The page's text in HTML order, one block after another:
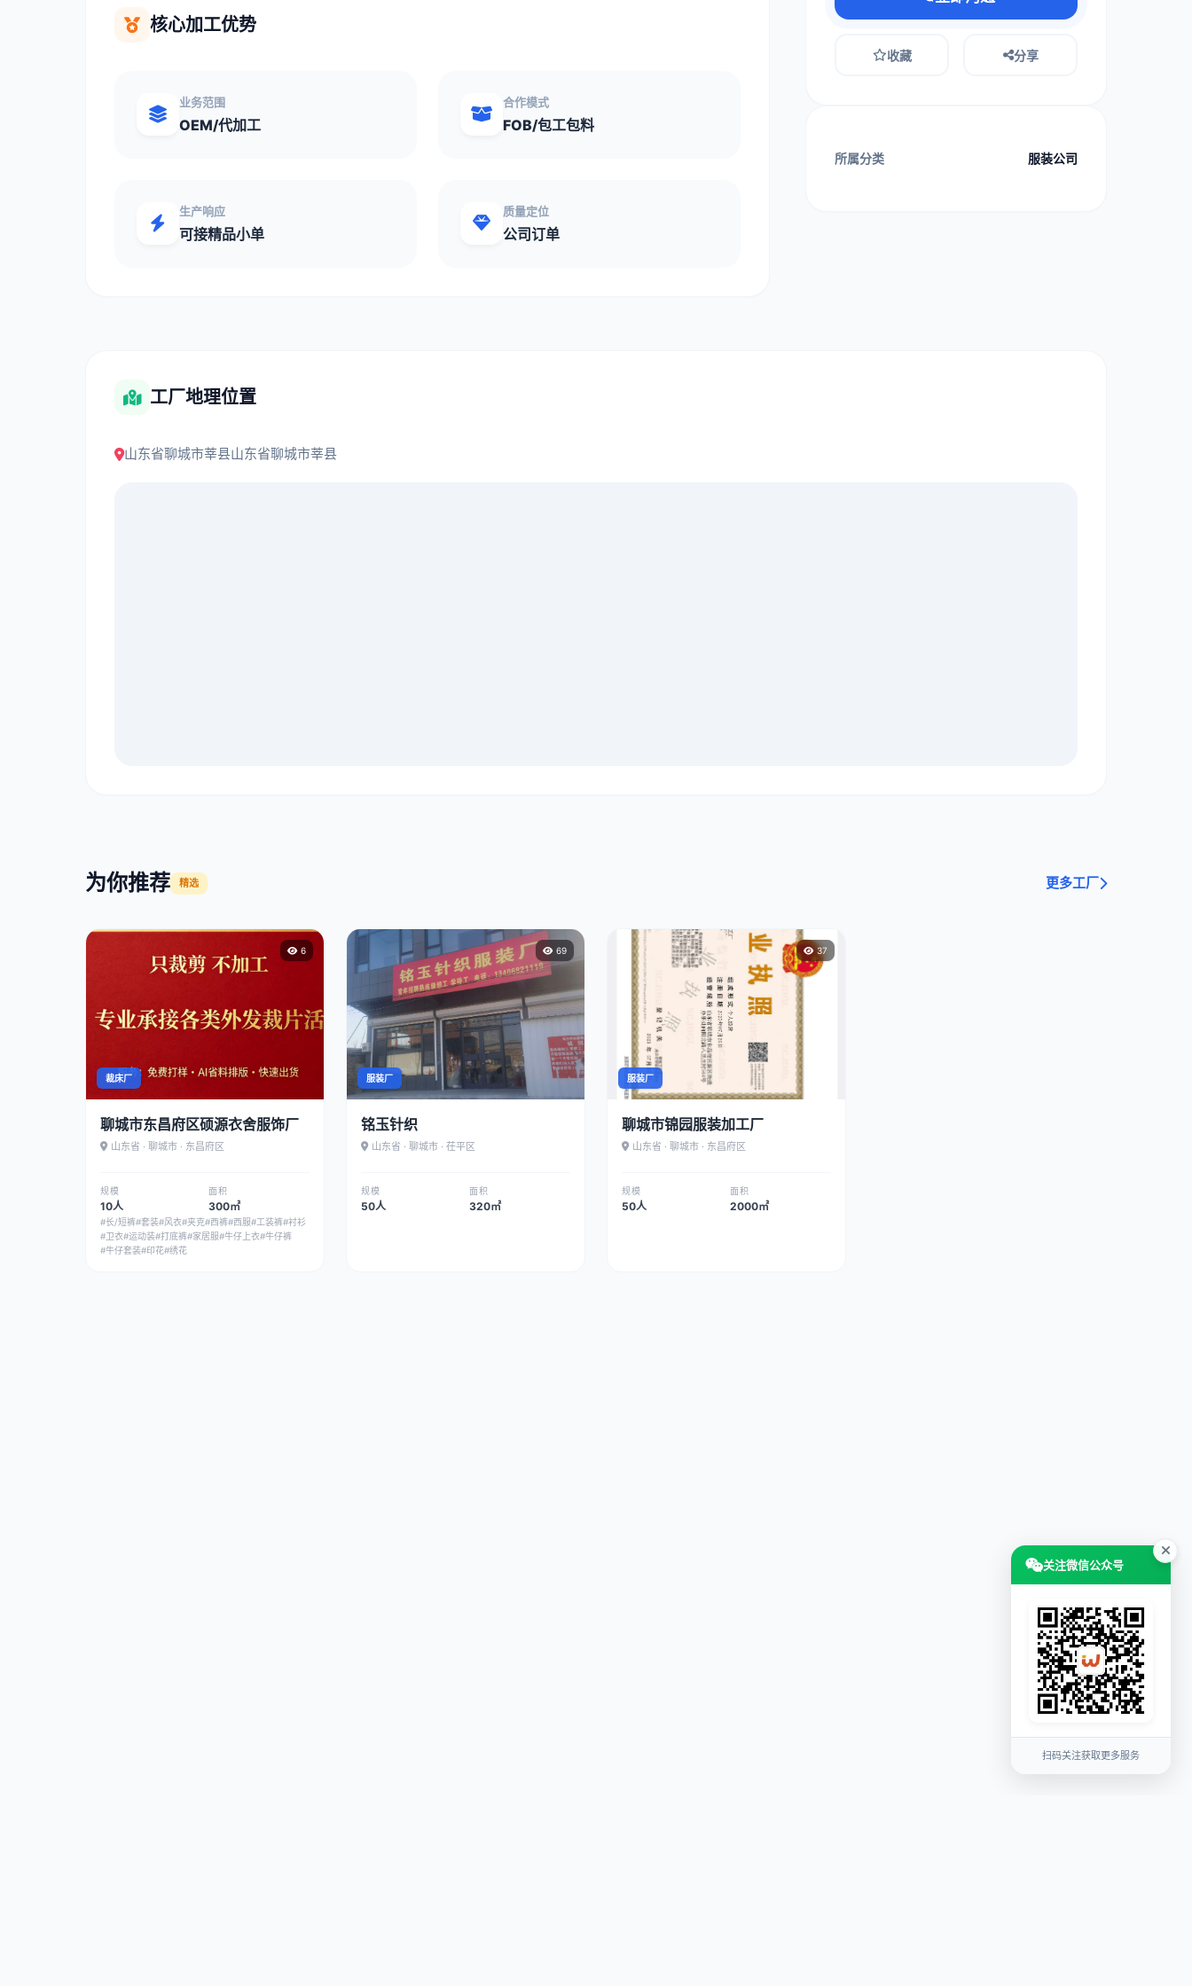
核心加工优势
业务范围
OEM/代加工
合作模式
FOB/包工包料
生产响应
可接精品小单
质量定位
公司订单
收藏 分享
所属分类 服装公司
工厂地理位置
山东省聊城市莘县山东省聊城市莘县
为你推荐 精选 更多工厂
6
裁床厂
聊城市东昌府区硕源衣舍服饰厂
山东省 · 聊城市 · 东昌府区
规模
10人
面积
300㎡
#长/短裤#套装#风衣#夹克#西裤#西服#工装裤#衬衫
#卫衣#运动装#打底裤#家居服#牛仔上衣#牛仔裤
#牛仔套装#印花#绣花
69
服装厂
铭玉针织
山东省 · 聊城市 · 茌平区
规模
50人
面积
320㎡
37
服装厂
聊城市锦园服装加工厂
山东省 · 聊城市 · 东昌府区
规模
50人
面积
2000㎡
关注微信公众号
扫码关注获取更多服务